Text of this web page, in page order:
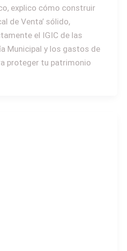
explico cómo construir
de Venta’ sólido,
el IGIC de las
Municipal y los gastos de
proteger tu patrimonio